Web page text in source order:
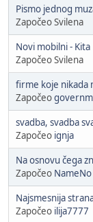
Pismo jednog
Započeo Svilena
Novi mobilni - Kita
Započeo Svilena
firme koje nikada
Započeo
svadba, svadba
Započeo ignja
Na osnovu čega
Započeo NameNo
Najsmesnija
Započeo ilija7777